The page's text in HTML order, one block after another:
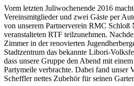
Vorm letzten Juliwochenende 2016
Vereinsmitglieder und zwei Gäste per
von unserem Partnerverein RMC Schloß
veranstalteten RTF teilzunehmen.
Zimmer in der renovierten
Stadtzentrum das bekannte Libori-
dass unsere Gruppe den Abend mit
Partymeile verbrachte. Dabei fand unser
Scheffler nettes Zubehör für seinen